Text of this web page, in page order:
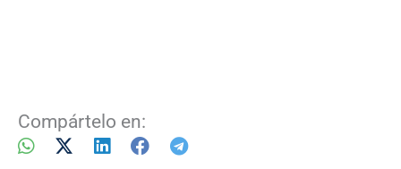
Compártelo en: